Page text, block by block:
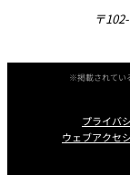
〒
※掲載されてい
プライバ
ウェブアクセ